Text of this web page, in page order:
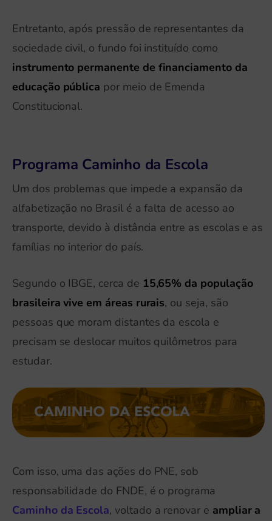
Entretanto, após pressão de representantes da
sociedade civil, o fundo foi instituído como
instrumento permanente de financiamento da
educação pública por meio de Emenda
Constitucional.
Programa Caminho da Escola
Um dos problemas que impede a expansão da
alfabetização no Brasil é a falta de acesso ao
transporte, devido à distância entre as escolas e as
famílias no interior do país.
Segundo o IBGE, cerca de 15,65% da população
brasileira vive em áreas rurais, ou seja, são
pessoas que moram distantes da escola e
precisam se deslocar muitos quilômetros para
estudar.
Com isso, uma das ações do PNE, sob
responsabilidade do FNDE, é o programa
Caminho da Escola, voltado a renovar e ampliar a